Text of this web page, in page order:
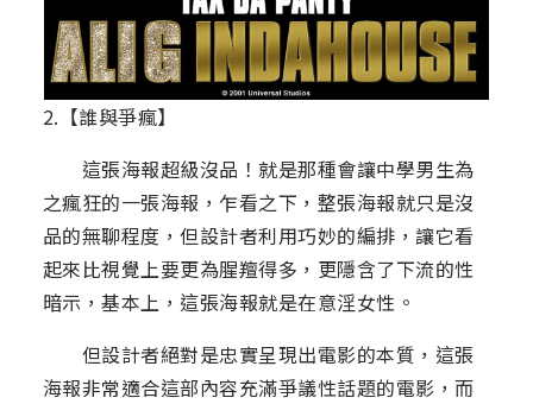
2.【誰與爭瘋】
這張海報超級沒品！就是那種會讓中學男生為
之瘋狂的一張海報，乍看之下，整張海報就只是沒
品的無聊程度，但設計者利用巧妙的編排，讓它看
起來比視覺上要更為腥羶得多，更隱含了下流的性
暗示，基本上，這張海報就是在意淫女性。
但設計者絕對是忠實呈現出電影的本質，這張
海報非常適合這部內容充滿爭議性話題的電影，而